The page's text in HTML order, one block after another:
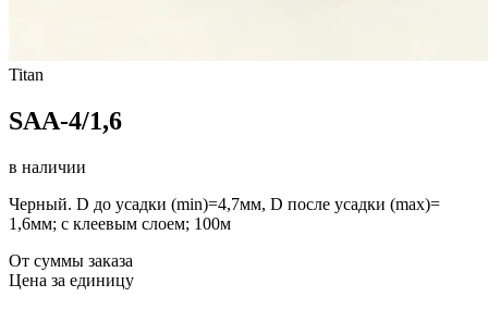
Titan
SAA-4/1,6
в наличии
Черный. D до усадки (min)=4,7мм, D после усадки (max)=
1,6мм; с клеевым слоем; 100м
От суммы заказа
Цена за единицу